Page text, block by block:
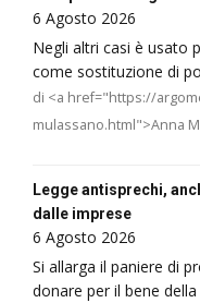
6 Agosto 2026
Negli altri casi è usato
come sostituzione di
di <a href="https://
mulassano.html">Anna
Legge antisprechi,
dalle imprese
6 Agosto 2026
Si allarga il paniere di
donare per il bene